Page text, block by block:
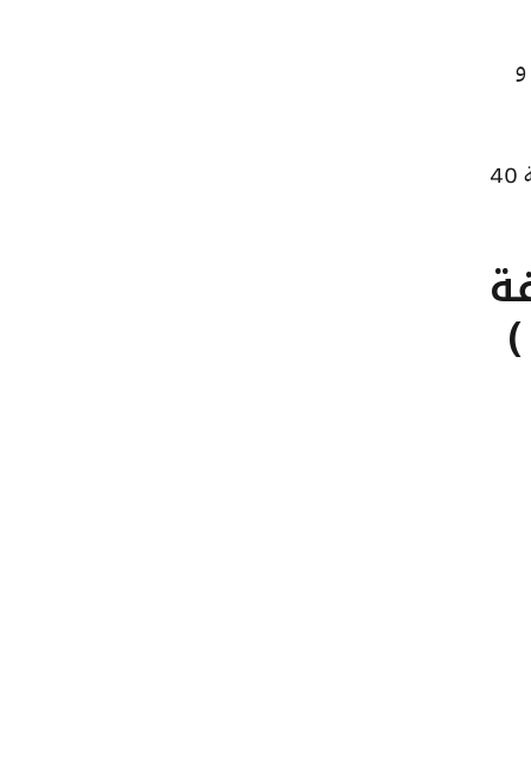
و
كما ارتفع سعر الجنيه الذهب ليصل إلى 39320 جنيهًا للبيع و39160 جنيهًا للشراء، بعد زيادة بقيمة 40